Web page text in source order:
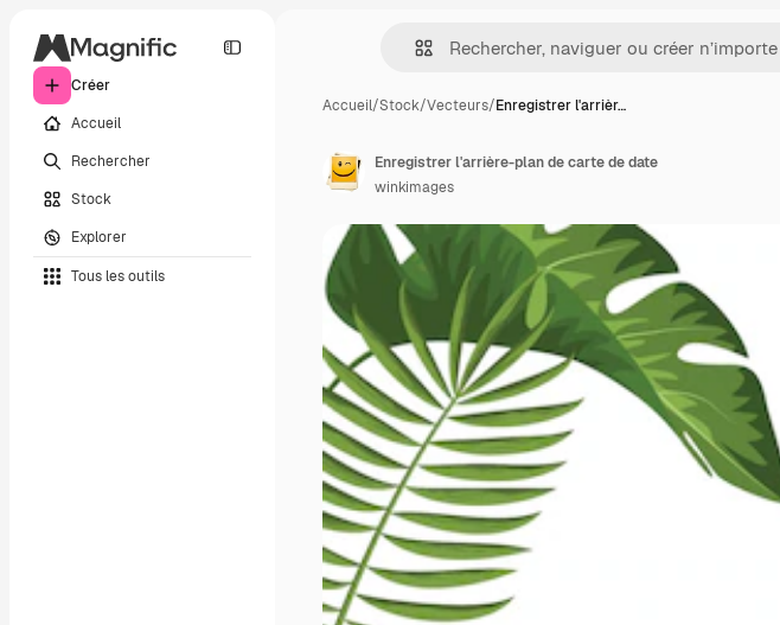
Créer
Accueil
Rechercher
Stock
Explorer
Tous les outils
Accueil/Stock/Vecteurs/Enregistrer l'arrièr…
Enregistrer l'arrière-plan de carte de date
winkimages